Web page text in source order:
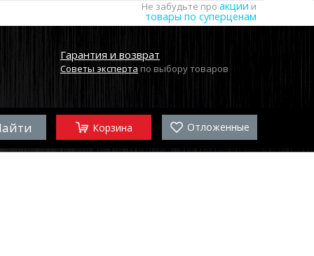
Не забудьте про акции и
товары по суперценам
Гарантия и возврат
Советы эксперта по выбору товаров
Корзина Отложенные